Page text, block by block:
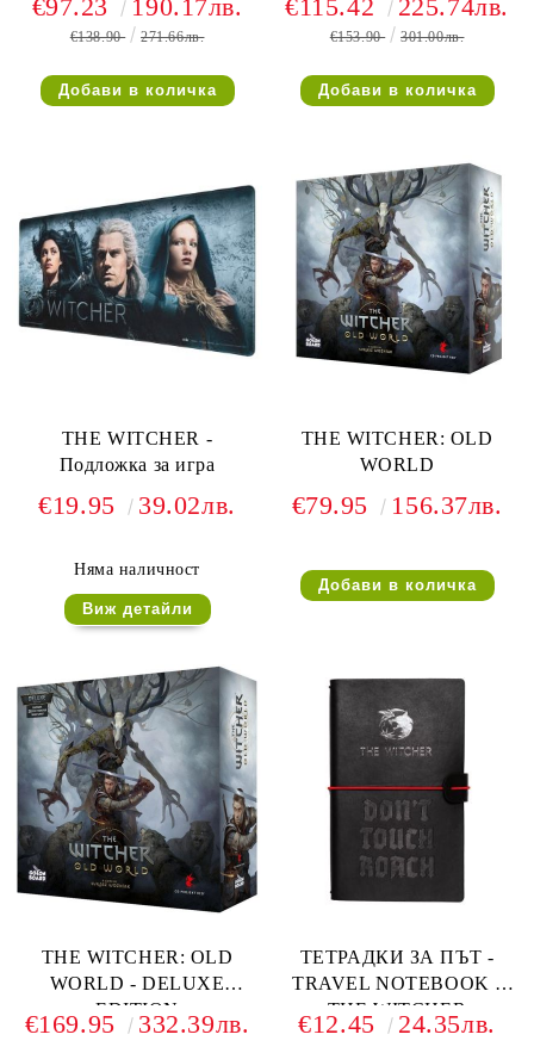
СЪТВОРЯВАНЕ
(ДВУЕЗИЧНО ИЗДАНИЕ)
€97.23 190.17лв.
€138.90 271.66лв.
€115.42 225.74лв.
€153.90 301.00лв.
THE WITCHER -
Подложка за игра
€19.95 39.02лв.
Няма наличност
Виж детайли
THE WITCHER: OLD
WORLD
€79.95 156.37лв.
THE WITCHER: OLD
WORLD - DELUXE
EDITION
€169.95 332.39лв.
ТЕТРАДКИ ЗА ПЪТ -
TRAVEL NOTEBOOK -
THE WITCHER
€12.45 24.35лв.